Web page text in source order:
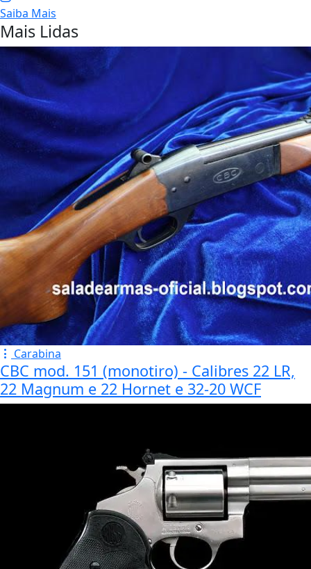
Saiba Mais
Mais Lidas
Carabina
CBC mod. 151 (monotiro) - Calibres 22 LR,
22 Magnum e 22 Hornet e 32-20 WCF